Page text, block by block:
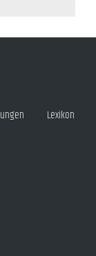
Lexikon